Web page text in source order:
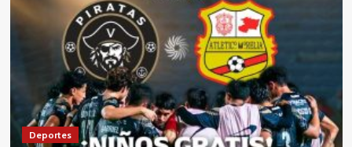
Deportes